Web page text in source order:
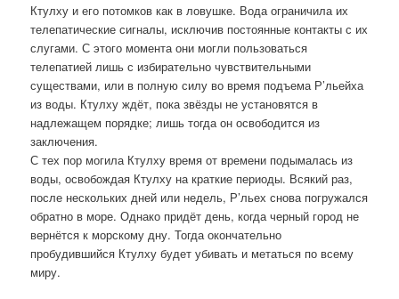
Ктулху и его потомков как в ловушке. Вода ограничила их
телепатические сигналы, исключив постоянные контакты с их
слугами. С этого момента они могли пользоваться
телепатией лишь с избирательно чувствительными
существами, или в полную силу во время подъема Р’льейха
из воды. Ктулху ждёт, пока звёзды не установятся в
надлежащем порядке; лишь тогда он освободится из
заключения.
С тех пор могила Ктулху время от времени подымалась из
воды, освобождая Ктулху на краткие периоды. Всякий раз,
после нескольких дней или недель, Р’льех снова погружался
обратно в море. Однако придёт день, когда черный город не
вернётся к морскому дну. Тогда окончательно
пробудившийся Ктулху будет убивать и метаться по всему
миру.